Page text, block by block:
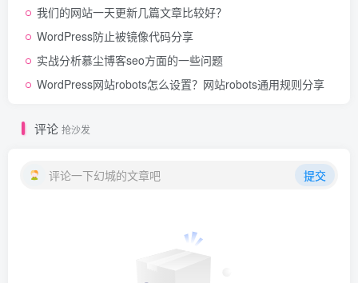
我们的网站一天更新几篇文章比较好？
WordPress防止被镜像代码分享
实战分析慕尘博客seo方面的一些问题
WordPress网站robots怎么设置？网站robots通用规则分享
评论 抢沙发
评论一下幻城的文章吧 提交